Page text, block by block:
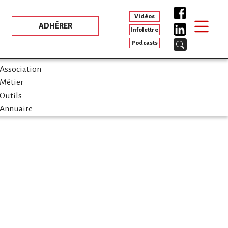
ADHÉRER
Vidéos
Infolettre
Podcasts
Association
Métier
Outils
Annuaire